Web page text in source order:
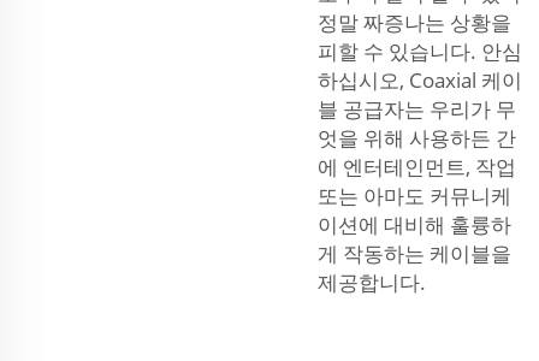
정말 짜증나는 상황을
피할 수 있습니다. 안심
하십시오, Coaxial 케이
블 공급자는 우리가 무
엇을 위해 사용하든 간
에 엔터테인먼트, 작업
또는 아마도 커뮤니케
이션에 대비해 훌륭하
게 작동하는 케이블을
제공합니다.